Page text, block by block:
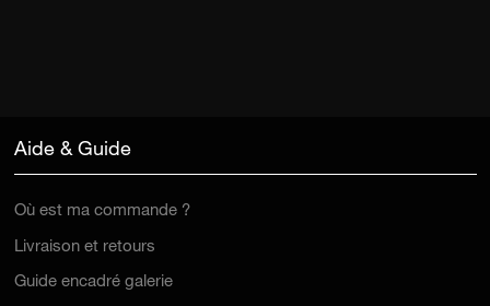
Aide & Guide
Où est ma commande ?
Livraison et retours
Guide encadré galerie